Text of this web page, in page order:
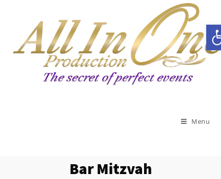
Ouvrir la barre d’outils
Menu
Bar Mitzvah